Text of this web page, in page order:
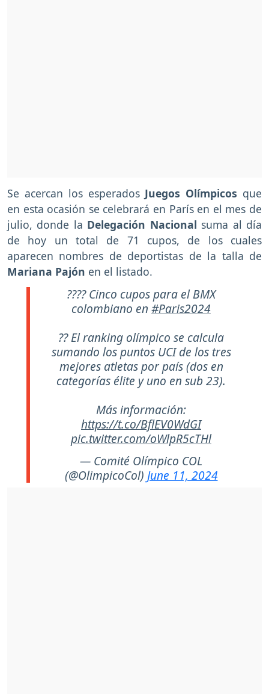
Se acercan los esperados Juegos Olímpicos que
en esta ocasión se celebrará en París en el mes de
julio, donde la Delegación Nacional suma al día
de hoy un total de 71 cupos, de los cuales
aparecen nombres de deportistas de la talla de
Mariana Pajón en el listado.
???? Cinco cupos para el BMX
colombiano en #Paris2024
?? El ranking olímpico se calcula
sumando los puntos UCI de los tres
mejores atletas por país (dos en
categorías élite y uno en sub 23).
Más información:
https://t.co/BflEV0WdGI
pic.twitter.com/oWlpR5cTHl
— Comité Olímpico COL
(@OlimpicoCol) June 11, 2024